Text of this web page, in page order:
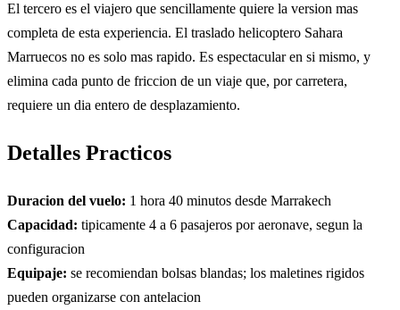
El tercero es el viajero que sencillamente quiere la version mas
completa de esta experiencia. El traslado helicoptero Sahara
Marruecos no es solo mas rapido. Es espectacular en si mismo, y
elimina cada punto de friccion de un viaje que, por carretera,
requiere un dia entero de desplazamiento.
Detalles Practicos
Duracion del vuelo: 1 hora 40 minutos desde Marrakech
Capacidad: tipicamente 4 a 6 pasajeros por aeronave, segun la
configuracion
Equipaje: se recomiendan bolsas blandas; los maletines rigidos
pueden organizarse con antelacion